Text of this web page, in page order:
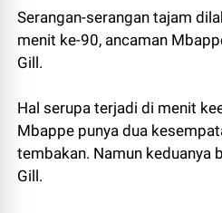
Serangan-serangan tajam
menit ke-90, ancaman
Gill.
Hal serupa terjadi di menit
Mbappe punya dua
tembakan. Namun keduanya
Gill.